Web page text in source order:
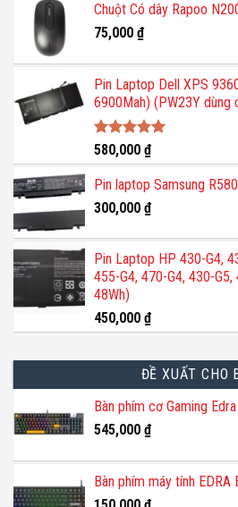
Chuột Có dây Rapoo
75,000 ₫
Pin Laptop Dell XPS
6900Mah) (PW23Y dùng
Được xếp
hạng5.00
5 sao
580,000 ₫
Pin laptop Samsung
300,000 ₫
Pin Laptop HP 430-G4,
455-G4, 470-G4, 430-
48Wh)
450,000 ₫
ĐỀ XUẤT CHO
Bàn phím cơ Gaming
545,000 ₫
Bàn phím máy tính EDRA